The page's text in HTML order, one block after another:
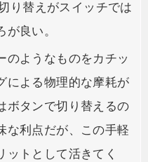
り替えがスイッチでは
良い。
のようなものをカチッ
による物理的な摩耗が
ボタンで切り替えるの
な利点だが、この手軽
ットとして活きてく